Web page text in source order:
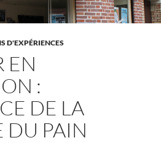
D'EXPÉRIENCES
EN
:
DE LA
DU PAIN